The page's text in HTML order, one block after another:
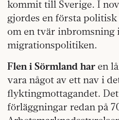
kommit till Sverige. I
gjordes en första
om en tvär inbromsning i
migrationspolitiken.
Flen i Sörmland har en
vara något av ett nav i
flyktingmottagandet.
förläggningar redan på